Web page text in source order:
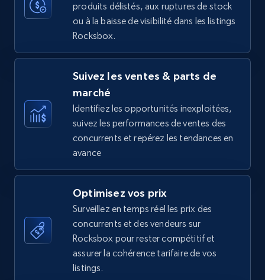
35.2K+ 5.7K+ Commencer
URL, Product name, Product rating, Product
rating object, Product rating max, Rating,
Author name, Asin, and more.
870+ Commencer
Walmart - products
URL, Final price, Sku, Currency, Gtin,
Specifications, Image urls, Top reviews, and
more.
875+
produits délistés, aux ruptures de stock
ou à la baisse de visibilité dans les listings
Rocksbox.
Suivez les ventes & parts de
marché
Identifiez les opportunités inexploitées,
suivez les performances de ventes des
concurrents et repérez les tendances en
avance
Optimisez vos prix
Surveillez en temps réel les prix des
concurrents et des vendeurs sur
Rocksbox pour rester compétitif et
assurer la cohérence tarifaire de vos
listings.